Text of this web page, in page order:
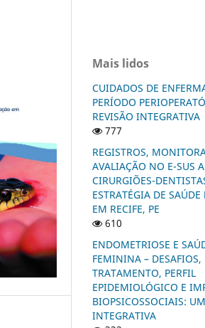
Mais lidos
CUIDADOS DE
PERÍODO
REVISÃO INTEGRATIVA
777
REGISTROS,
AVALIAÇÃO NO E-SUS
CIRURGIÕES-
ESTRATÉGIA DE
EM RECIFE, PE
610
ENDOMETRIOSE E
FEMININA – DESAFIOS,
TRATAMENTO, PERFIL
EPIDEMIOLÓGICO E
BIOPSICOSSOCIAIS:
INTEGRATIVA